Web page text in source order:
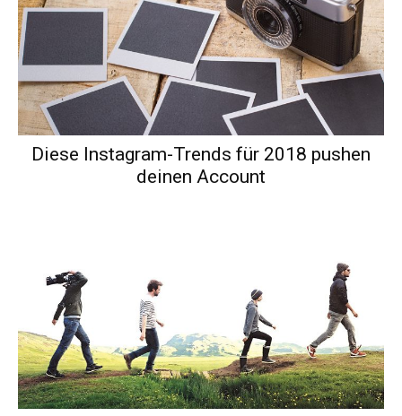
Diese Instagram-Trends für 2018 pushen
deinen Account